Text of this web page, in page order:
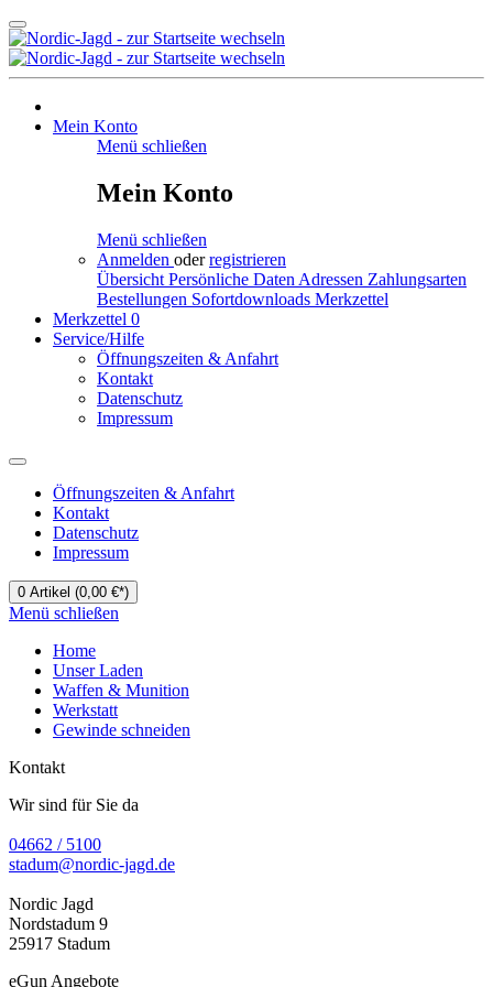
Mein Konto
Menü schließen
Mein Konto
Menü schließen
Anmelden oderregistrieren
Übersicht Persönliche Daten Adressen Zahlungsarten
Bestellungen Sofortdownloads Merkzettel
Merkzettel 0
Service/Hilfe
Öffnungszeiten & Anfahrt
Kontakt
Datenschutz
Impressum
Öffnungszeiten & Anfahrt
Kontakt
Datenschutz
Impressum
0 Artikel (0,00 €*)
Menü schließen
Home
Unser Laden
Waffen & Munition
Werkstatt
Gewinde schneiden
Kontakt
Wir sind für Sie da
04662 / 5100
stadum@nordic-jagd.de
Nordic Jagd
Nordstadum 9
25917 Stadum
eGun Angebote